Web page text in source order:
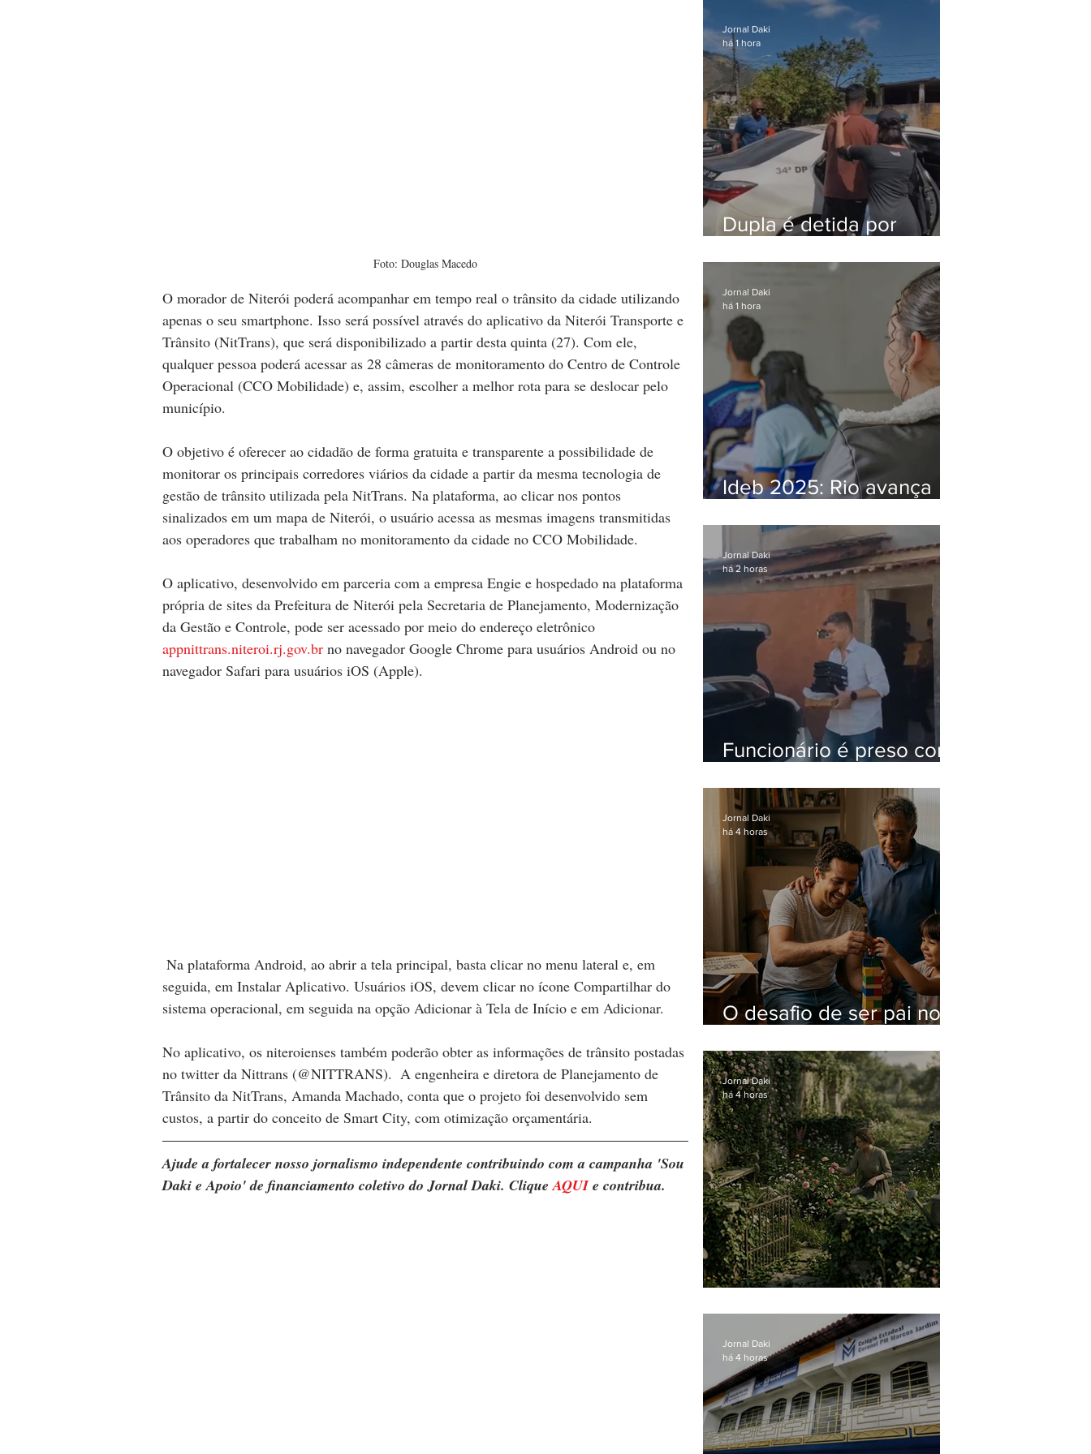
Foto: Douglas Macedo
O morador de Niterói poderá acompanhar em tempo real o trânsito da cidade utilizando
apenas o seu smartphone. Isso será possível através do aplicativo da Niterói Transporte e
Trânsito (NitTrans), que será disponibilizado a partir desta quinta (27). Com ele,
qualquer pessoa poderá acessar as 28 câmeras de monitoramento do Centro de Controle
Operacional (CCO Mobilidade) e, assim, escolher a melhor rota para se deslocar pelo
município.
O objetivo é oferecer ao cidadão de forma gratuita e transparente a possibilidade de
monitorar os principais corredores viários da cidade a partir da mesma tecnologia de
gestão de trânsito utilizada pela NitTrans. Na plataforma, ao clicar nos pontos
sinalizados em um mapa de Niterói, o usuário acessa as mesmas imagens transmitidas
aos operadores que trabalham no monitoramento da cidade no CCO Mobilidade.
O aplicativo, desenvolvido em parceria com a empresa Engie e hospedado na plataforma
própria de sites da Prefeitura de Niterói pela Secretaria de Planejamento, Modernização
da Gestão e Controle, pode ser acessado por meio do endereço eletrônico
appnittrans.niteroi.rj.gov.br no navegador Google Chrome para usuários Android ou no
navegador Safari para usuários iOS (Apple).
seguida, em Instalar Aplicativo. Usuários iOS, devem clicar no ícone Compartilhar do
sistema operacional, em seguida na opção Adicionar à Tela de Início e em Adicionar.
No aplicativo, os niteroienses também poderão obter as informações de trânsito postadas
no twitter da Nittrans (@NITTRANS).  A engenheira e diretora de Planejamento de
Trânsito da NitTrans, Amanda Machado, conta que o projeto foi desenvolvido sem
custos, a partir do conceito de Smart City, com otimização orçamentária.
Ajude a fortalecer nosso jornalismo independente contribuindo com a campanha 'Sou
Daki e Apoio' de financiamento coletivo do Jornal Daki. Clique AQUI e contribua.
após meses foragido
Dupla é detida por
animais silvestres em
Bangu
Jornal Daki
há 1 hora
Ideb 2025: Rio avança
acima da média nacional
Jornal Daki
há 1 hora
Funcionário é preso com
do Hospital do Andaraí
Jornal Daki
há 2 horas
O desafio de ser pai no
Jornal Daki
há 4 horas
Jornal Daki
há 4 horas
Jornal Daki
há 4 horas